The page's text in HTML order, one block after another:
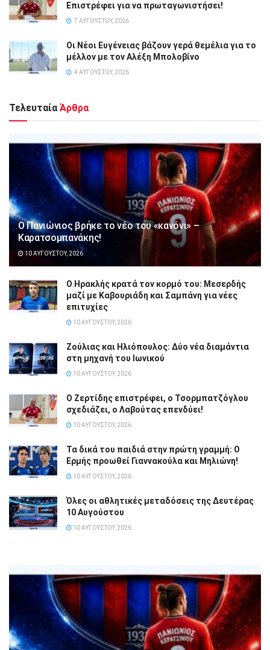
Επιστρέφει για να πρωταγωνιστήσει!
7 ΑΥΓΟΎΣΤΟΥ, 2026
Οι Νέοι Ευγένειας βάζουν γερά θεμέλια για το
μέλλον με τον Αλέξη Μπολοβίνο
4 ΑΥΓΟΎΣΤΟΥ, 2026
Τελευταία Άρθρα
Ο Πανιώνιος βρήκε το νέο του «κανόνι» –
Καρατσομπανάκης!
10 ΑΥΓΟΎΣΤΟΥ, 2026
Ο Ηρακλής κρατά τον κορμό του: Μεσερδής
μαζί με Καβουριάδη και Σαμπάνη για νέες
επιτυχίες
10 ΑΥΓΟΎΣΤΟΥ, 2026
Ζούλιας και Ηλιόπουλος: Δύο νέα διαμάντια
στη μηχανή του Ιωνικού
10 ΑΥΓΟΎΣΤΟΥ, 2026
Ο Ζερτίδης επιστρέφει, ο Τσορμπατζόγλου
σχεδιάζει, ο Λαβούτας επενδύει!
10 ΑΥΓΟΎΣΤΟΥ, 2026
Τα δικά του παιδιά στην πρώτη γραμμή: Ο
Ερμής προωθεί Γιαννακούλα και Μηλιώνη!
10 ΑΥΓΟΎΣΤΟΥ, 2026
Όλες οι αθλητικές μεταδόσεις της Δευτέρας
10 Αυγούστου
10 ΑΥΓΟΎΣΤΟΥ, 2026